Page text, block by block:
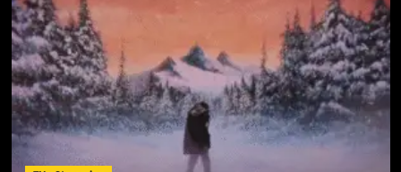
«Therefore
I
Am»